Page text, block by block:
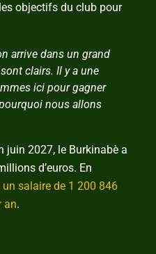
objectifs du club pour
arrive dans un grand
clairs. Il y a une
ici pour gagner
nous allons
juin 2027, le Burkinabè a
d’euros. En
un salaire de 1 200 846
an.